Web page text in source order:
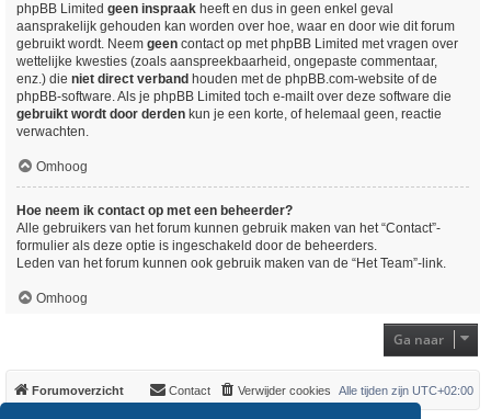
phpBB Limited geen inspraak heeft en dus in geen enkel geval
aansprakelijk gehouden kan worden over hoe, waar en door wie dit forum
gebruikt wordt. Neem geen contact op met phpBB Limited met vragen over
wettelijke kwesties (zoals aanspreekbaarheid, ongepaste commentaar,
enz.) die niet direct verband houden met de phpBB.com-website of de
phpBB-software. Als je phpBB Limited toch e-mailt over deze software die
gebruikt wordt door derden kun je een korte, of helemaal geen, reactie
verwachten.
Omhoog
Hoe neem ik contact op met een beheerder?
Alle gebruikers van het forum kunnen gebruik maken van het “Contact”-
formulier als deze optie is ingeschakeld door de beheerders.
Leden van het forum kunnen ook gebruik maken van de “Het Team”-link.
Omhoog
Ga naar
Forumoverzicht Alle tijden zijn UTC+02:00
Verwijder cookies
Contact